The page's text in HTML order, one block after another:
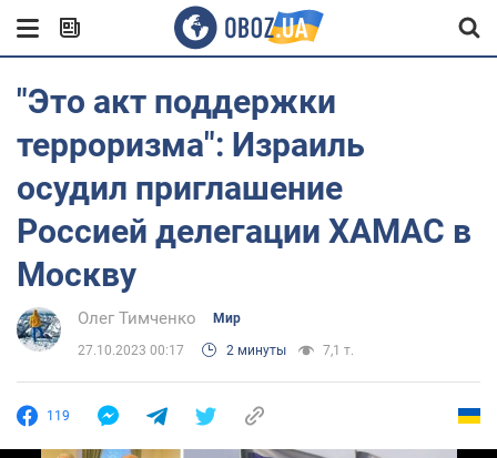
"Это акт поддержки
терроризма": Израиль
осудил приглашение
Россией делегации ХАМАС в
Москву
Олег Тимченко Мир
27.10.2023 00:17 2 минуты 7,1 т.
119